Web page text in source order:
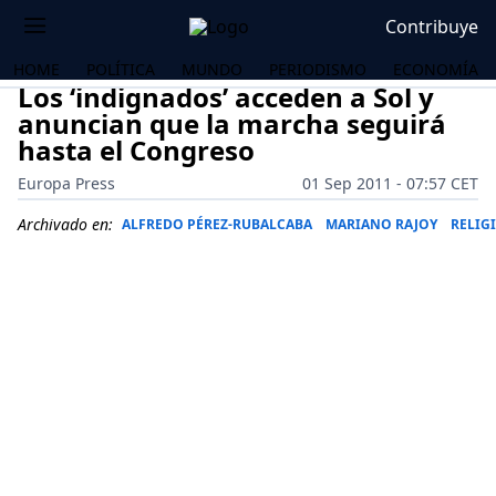
Contribuye
HOME POLÍTICA MUNDO PERIODISMO ECONOMÍA
Los ‘indignados’ acceden a Sol y
anuncian que la marcha seguirá
hasta el Congreso
Europa Press
01 Sep 2011 - 07:57 CET
Archivado en: ALFREDO PÉREZ-RUBALCABA MARIANO RAJOY